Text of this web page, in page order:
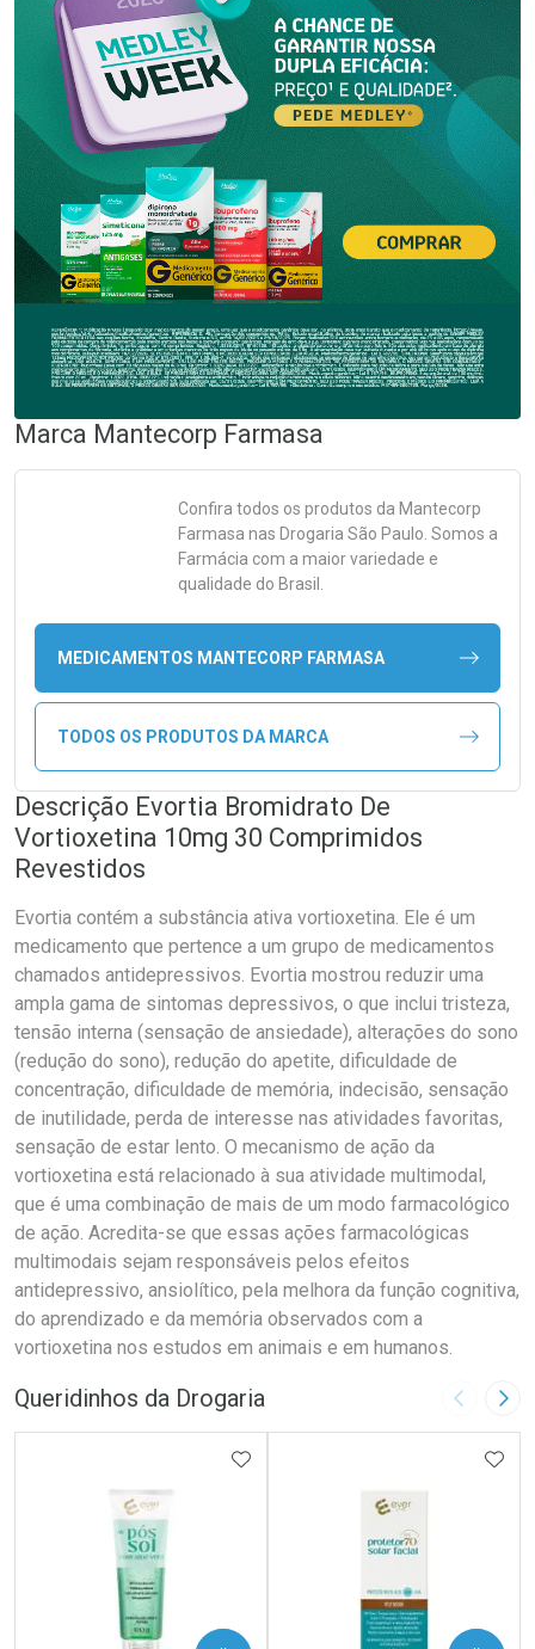
Marca Mantecorp Farmasa
Confira todos os produtos da Mantecorp
Farmasa nas Drogaria São Paulo. Somos a
Farmácia com a maior variedade e
qualidade do Brasil.
MEDICAMENTOS MANTECORP FARMASA
TODOS OS PRODUTOS DA MARCA
Descrição Evortia Bromidrato De
Vortioxetina 10mg 30 Comprimidos
Revestidos
Evortia contém a substância ativa vortioxetina. Ele é um
medicamento que pertence a um grupo de medicamentos
chamados antidepressivos. Evortia mostrou reduzir uma
ampla gama de sintomas depressivos, o que inclui tristeza,
tensão interna (sensação de ansiedade), alterações do sono
(redução do sono), redução do apetite, dificuldade de
concentração, dificuldade de memória, indecisão, sensação
de inutilidade, perda de interesse nas atividades favoritas,
sensação de estar lento. O mecanismo de ação da
vortioxetina está relacionado à sua atividade multimodal,
que é uma combinação de mais de um modo farmacológico
de ação. Acredita-se que essas ações farmacológicas
multimodais sejam responsáveis pelos efeitos
antidepressivo, ansiolítico, pela melhora da função cognitiva,
do aprendizado e da memória observados com a
vortioxetina nos estudos em animais e em humanos.
Queridinhos da Drogaria Imagem
ADICIONAR AOS FAVORITOS